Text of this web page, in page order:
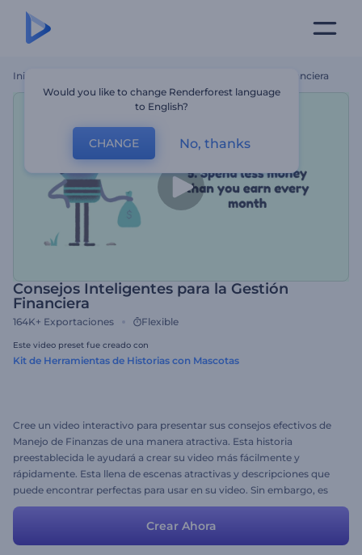
Inicio Consejos Inteligentes Para La Gestión Financiera
Consejos Inteligentes para la Gestión
Financiera
164K+ Exportaciones Flexible
Este video preset fue creado con
Kit de Herramientas de Historias con Mascotas
Cree un video interactivo para presentar sus consejos efectivos de
Manejo de Finanzas de una manera atractiva. Esta historia
preestablecida le ayudará a crear su video más fácilmente y
rápidamente. Esta llena de escenas atractivas y descripciones que
puede encontrar perfectas para usar en su video. Sin embargo, es
libre de añadir o eliminar escenas para ajustarse a sus propias ideas.
Crear Ahora
Would you like to change Renderforest language
to English?
CHANGE No, thanks